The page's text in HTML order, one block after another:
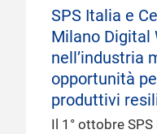
SPS Italia e
Milano Digital
nell’industria
opportunità
produttivi
Il 1° ottobre